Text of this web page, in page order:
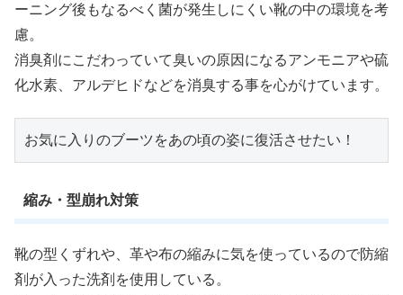
ーニング後もなるべく菌が発生しにくい靴の中の環境を考
慮。
消臭剤にこだわっていて臭いの原因になるアンモニアや硫
化水素、アルデヒドなどを消臭する事を心がけています。
お気に入りのブーツをあの頃の姿に復活させたい！
縮み・型崩れ対策
靴の型くずれや、革や布の縮みに気を使っているので防縮
剤が入った洗剤を使用している。